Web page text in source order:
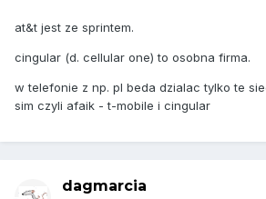
at&t jest ze sprintem.
cingular (d. cellular one) to osobna firma.
w telefonie z np. pl beda dzialac tylko te
sim czyli afaik - t-mobile i cingular
dagmarcia